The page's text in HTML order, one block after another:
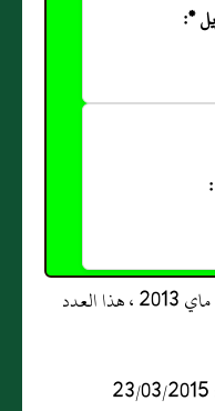
*:
* : عدد المشاهدات و التنزيل منذ 21 ماي 2013 ، هذا العدد